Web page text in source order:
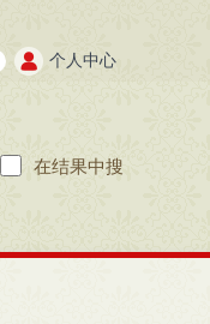
个人中心
在结果中搜